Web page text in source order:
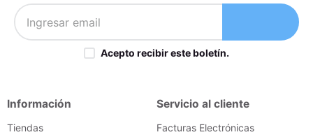
Acepto recibir este boletín.
Información
Tiendas
Servicio al cliente
Facturas Electrónicas